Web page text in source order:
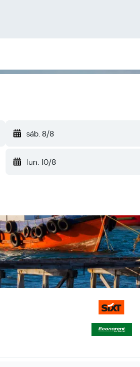
sáb. 8/8
lun. 10/8